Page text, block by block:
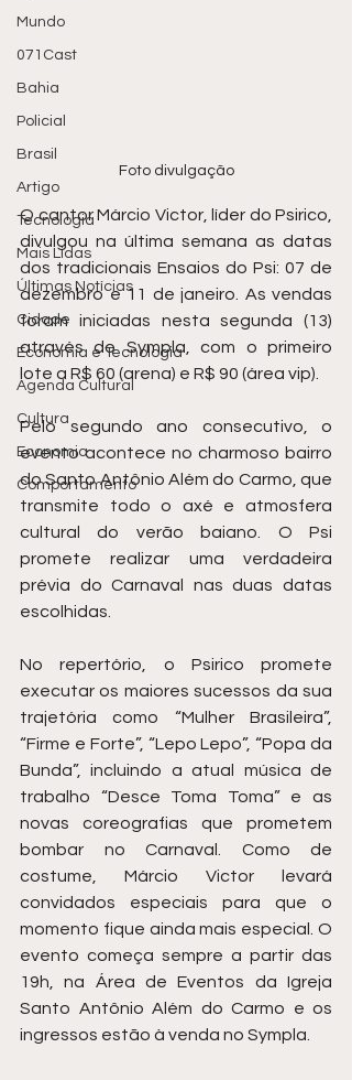
Mundo
071Cast
Bahia
Policial
Brasil
Artigo
Tecnologia
Mais Lidas
Últimas Notícias
Cidade
Economia e Tecnologia
Agenda Cultural
Cultura
Economia
Comportamento
Foto divulgação
O cantor Márcio Victor, líder do Psirico,
divulgou na última semana as datas
dos tradicionais Ensaios do Psi: 07 de
dezembro e 11 de janeiro. As vendas
foram iniciadas nesta segunda (13)
através do Sympla, com o primeiro
lote a R$ 60 (arena) e R$ 90 (área vip).
Pelo segundo ano consecutivo, o
evento acontece no charmoso bairro
do Santo Antônio Além do Carmo, que
transmite todo o axé e atmosfera
cultural do verão baiano. O Psi
promete realizar uma verdadeira
prévia do Carnaval nas duas datas
escolhidas.
No repertório, o Psirico promete
executar os maiores sucessos da sua
trajetória como “Mulher Brasileira”,
“Firme e Forte”, “Lepo Lepo”, “Popa da
Bunda”, incluindo a atual música de
trabalho “Desce Toma Toma” e as
novas coreografias que prometem
bombar no Carnaval. Como de
costume, Márcio Victor levará
convidados especiais para que o
momento fique ainda mais especial. O
evento começa sempre a partir das
19h, na Área de Eventos da Igreja
Santo Antônio Além do Carmo e os
ingressos estão à venda no Sympla.